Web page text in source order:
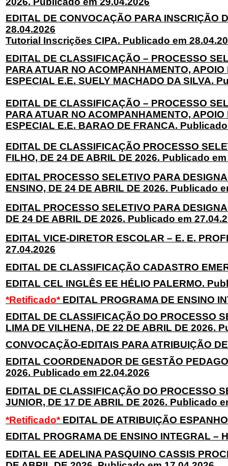
EDITAL DE CONVOCAÇÃO PARA INSCRIÇÃO
28.04.2026
Tutorial Inscrições CIPA. Publicado em
EDITAL DE CLASSIFICAÇÃO – PROCESSO
PARA ATUAR NO ACOMPANHAMENTO,
ESPECIAL E.E. SUELY MACHADO DA SILVA.
EDITAL DE CLASSIFICAÇÃO – PROCESSO
PARA ATUAR NO ACOMPANHAMENTO,
ESPECIAL E.E. BARAO DE FRANCA.
EDITAL DE CLASSIFICAÇÃO PROCESSO
FILHO, DE 24 DE ABRIL DE 2026. Publicado
EDITAL PROCESSO SELETIVO PARA
ENSINO, DE 24 DE ABRIL DE 2026. Publicado
EDITAL PROCESSO SELETIVO PARA
DE 24 DE ABRIL DE 2026. Publicado em
EDITAL VICE-DIRETOR ESCOLAR – E. E.
27.04.2026
EDITAL DE CLASSIFICAÇÃO CADASTRO
EDITAL CEL INGLÊS EE HÉLIO PALERMO.
*Retificado*EDITAL PROGRAMA DE ENSINO
EDITAL DE CLASSIFICAÇÃO DO PROCESSO
LIMA DE VILHENA, DE 22 DE ABRIL DE 2026.
CONVOCAÇÃO-EDITAIS PARA ATRIBUIÇÃO
EDITAL COORDENADOR DE GESTÃO
2026. Publicado em 22.04.2026
EDITAL DE CLASSIFICAÇÃO DO PROCESSO
JUNIOR, DE 17 DE ABRIL DE 2026. Publicado
*Retificado*EDITAL DE ATRIBUIÇÃO
EDITAL PROGRAMA DE ENSINO INTEGRAL –
EDITAL EE ADELINA PASQUINO CASSIS